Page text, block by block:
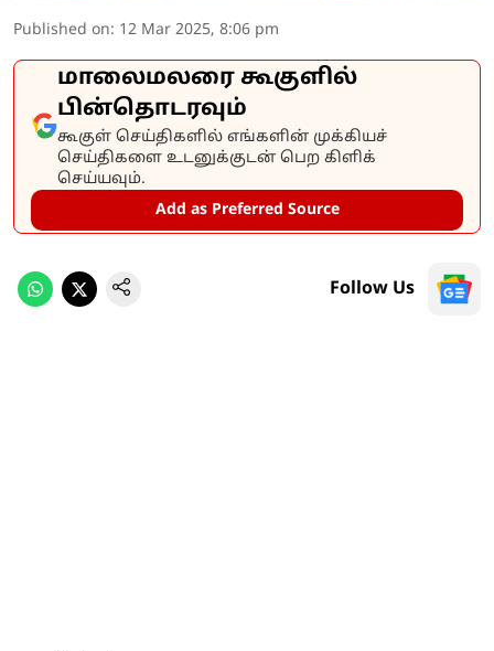
Published on: 12 Mar 2025, 8:06 pm
மாலைமலரை கூகுளில்
பின்தொடரவும்
கூகுள் செய்திகளில் எங்களின் முக்கியச்
செய்திகளை உடனுக்குடன் பெற கிளிக்
செய்யவும்.
Add as Preferred Source
Follow Us